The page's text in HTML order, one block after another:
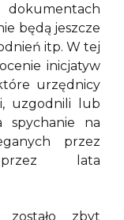
będą jeszcze
itp. W tej
inicjatyw
urzędnicy
uzgodnili lub
spychanie na
przez
lata
zbyt